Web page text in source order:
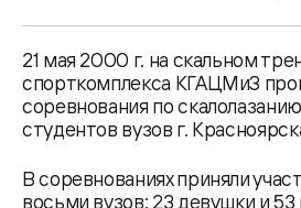
21 мая 2000 г. на скальном
спорткомплекса КГАЦМиЗ
соревнования по
студентов вузов г.
В соревнованиях приняли
восьми вузов: 23 девушки и